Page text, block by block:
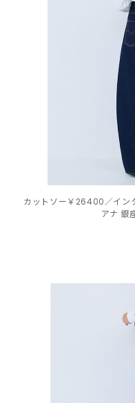
カットソー￥26400／イン
アナ 銀